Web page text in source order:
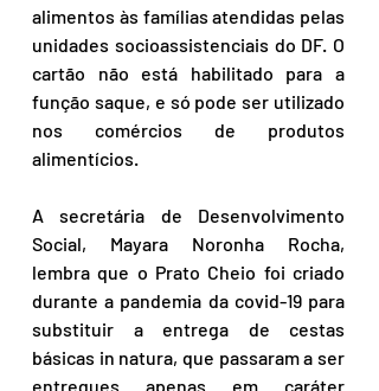
alimentos às famílias atendidas pelas
unidades socioassistenciais do DF. O
cartão não está habilitado para a
função saque, e só pode ser utilizado
nos comércios de produtos
alimentícios.
A secretária de Desenvolvimento
Social, Mayara Noronha Rocha,
lembra que o Prato Cheio foi criado
durante a pandemia da covid-19 para
substituir a entrega de cestas
básicas in natura, que passaram a ser
entregues apenas em caráter